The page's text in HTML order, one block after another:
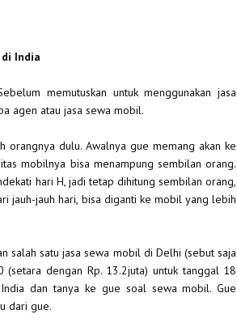
India
memutuskan untuk menggunakan jasa
agen atau jasa sewa mobil.
orangnya dulu. Awalnya gue memang akan ke
mobilnya bisa menampung sembilan orang.
hari H, jadi tetap dihitung sembilan orang,
jauh-jauh hari, bisa diganti ke mobil yang lebih
salah satu jasa sewa mobil di Delhi (sebut saja
dengan Rp. 13.2juta) untuk tanggal 18
dan tanya ke gue soal sewa mobil. Gue
dari gue.